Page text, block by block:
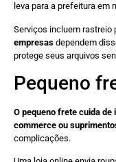
leva para a prefeitura em
Serviços incluem rastreio
empresas dependem
protege seus arquivos
Pequeno
O pequeno frete cuida
commerce ou
complicações.